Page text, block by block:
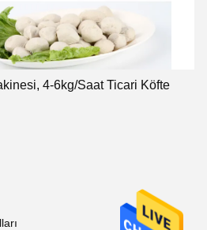
4-6kg/Saat Ticari Köfte